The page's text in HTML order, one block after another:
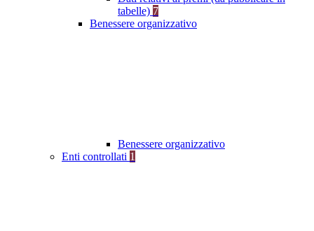
tabelle) 7
Benessere organizzativo
Benessere organizzativo
Enti controllati 1